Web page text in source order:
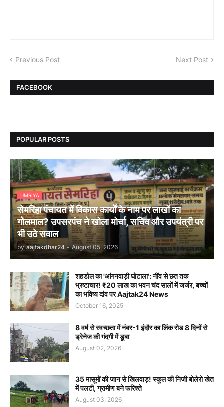
Previous Post Next Post
FACEBOOK
POPULAR POSTS
UMRIYA
सेमरिहा पंचायत में विकास कार्यों के नाम पर लाखों का
गोलमाल? उपसरपंच ने खोला मोर्चा, सचिव और उपयंत्री पर
भी उठे सवाल
by aajtakdhar24 - August 05, 2026
शहडोल का 'आंगनवाड़ी घोटाला': नींव से छत तक
भ्रष्टाचार! ₹20 लाख का भवन चंद सालों में जर्जर, बच्चों
का भविष्य दांव पर Aajtak24 News
October 16, 2025
8 वर्ष से स्वच्छता में नंबर-1 इंदौर का लिंक रोड 8 दिनों से
ड्रेनेज की गंदगी में डूबा
August 02, 2026
35 मासूमों की जान से खिलवाड़! स्कूल की निजी बोलेरो खेत
में पलटी, ग्रामीण बने फरिश्ते
August 03, 2026